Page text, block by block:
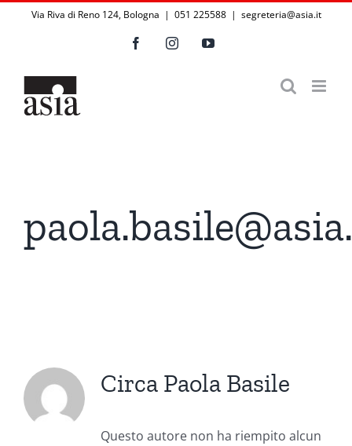
Via Riva di Reno 124, Bologna | 051 225588 | segreteria@asia.it
FacebookInstagramYouTube
Circa Paola Basile
Questo autore non ha riempito alcun